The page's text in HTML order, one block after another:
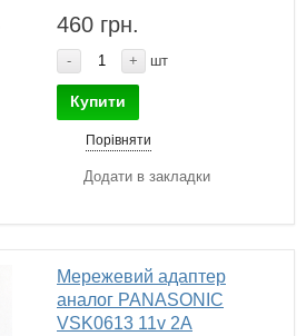
460 грн.
- + шт
Купити
Порівняти
Додати в закладки
Мережевий адаптер
аналог PANASONIC
VSK0613 11v 2A